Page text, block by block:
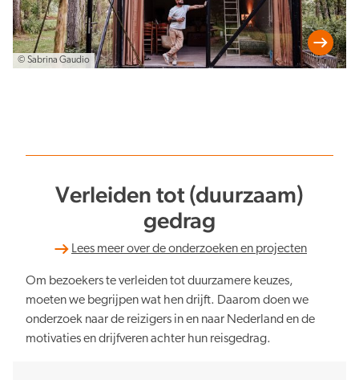
© Sabrina Gaudio
Verleiden tot (duurzaam)
gedrag
Lees meer over de onderzoeken en projecten
Om bezoekers te verleiden tot duurzamere keuzes,
moeten we begrijpen wat hen drijft. Daarom doen we
onderzoek naar de reizigers in en naar Nederland en de
motivaties en drijfveren achter hun reisgedrag.